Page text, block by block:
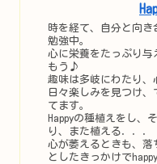
時を経て、自分と向
勉強中。
心に栄養をたっぷり与
もう♪
趣味は多岐にわたり、
日々楽しみを見つけ
てます。
Happyの種植えをし、
り、また植える．．．
心が萎えるときも、落
としたきっかけで